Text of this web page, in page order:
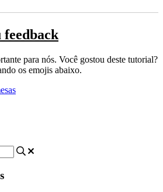
feedback
para nós. Você gostou deste tutorial?
os emojis abaixo.